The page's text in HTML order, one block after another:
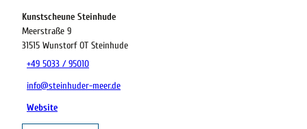
Kunstscheune Steinhude
Meerstraße 9
31515 Wunstorf OT Steinhude
+49 5033 / 95010
info@steinhuder-meer.de
Website